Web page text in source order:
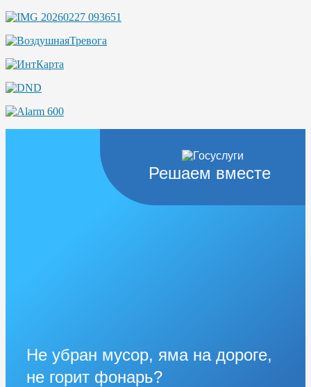
Решаем вместе
Не убран мусор, яма на дороге,
не горит фонарь?